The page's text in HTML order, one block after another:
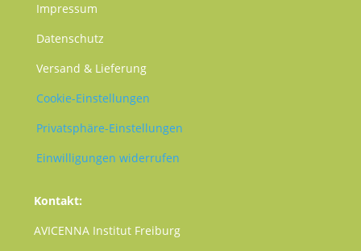
Impressum
Datenschutz
Versand & Lieferung
Cookie-Einstellungen
Privatsphäre-Einstellungen
Einwilligungen widerrufen
Kontakt:
AVICENNA Institut Freiburg